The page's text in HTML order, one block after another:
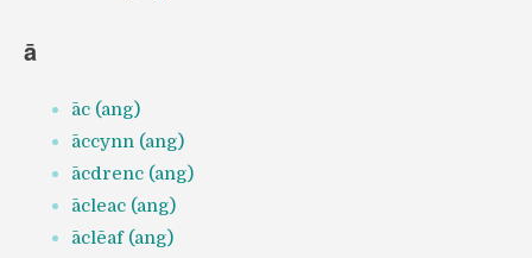
ā
āc (ang)
āccynn (ang)
ācdrenc (ang)
ācleac (ang)
āclēaf (ang)